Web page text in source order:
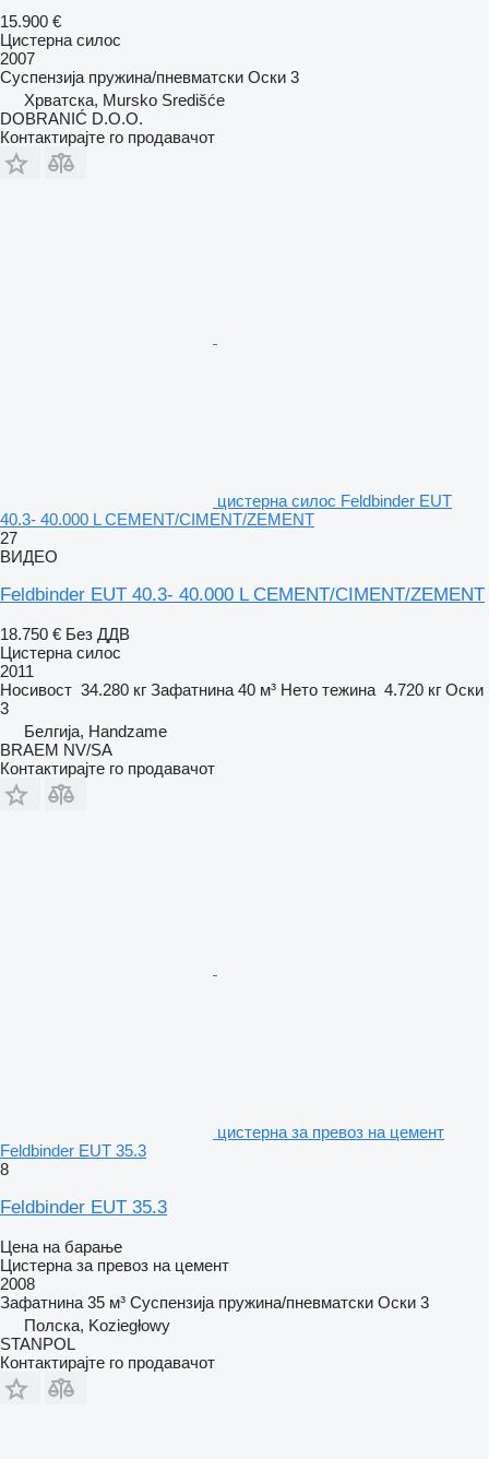
15.900 €
Цистерна силос
2007
Суспензија пружина/пневматски Оски 3
Хрватска, Mursko Središće
DOBRANIĆ D.O.O.
Контактирајте го продавачот
цистерна силос Feldbinder EUT
40.3- 40.000 L CEMENT/CIMENT/ZEMENT
27
ВИДЕО
Feldbinder EUT 40.3- 40.000 L CEMENT/CIMENT/ZEMENT
18.750 € Без ДДВ
Цистерна силос
2011
Носивост 34.280 кг Зафатнина 40 м³ Нето тежина 4.720 кг Оски
3
Белгија, Handzame
BRAEM NV/SA
Контактирајте го продавачот
цистерна за превоз на цемент
Feldbinder EUT 35.3
8
Feldbinder EUT 35.3
Цена на барање
Цистерна за превоз на цемент
2008
Зафатнина 35 м³ Суспензија пружина/пневматски Оски 3
Полска, Koziegłowy
STANPOL
Контактирајте го продавачот